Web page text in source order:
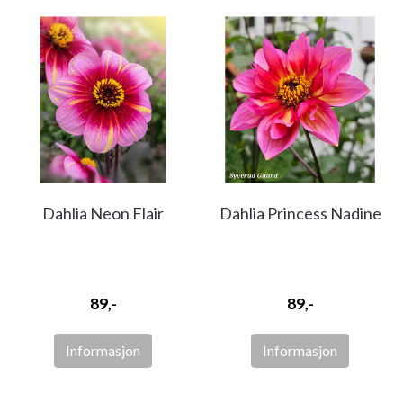
Dahlia Neon Flair
89,-
Informasjon
Dahlia Princess Nadine
89,-
Informasjon